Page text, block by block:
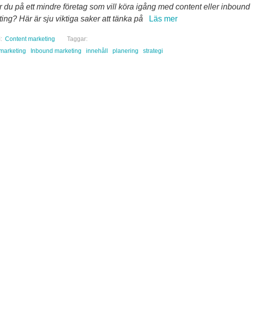
du på ett mindre företag som vill köra igång med content eller inbound
Här är sju viktiga saker att tänka på
Läs mer
Content marketing
Taggar:
Inbound marketing innehåll planering strategi